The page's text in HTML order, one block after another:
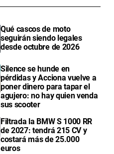
Qué cascos de moto
seguirán siendo legales
desde octubre de 2026
Silence se hunde en
pérdidas y Acciona vuelve a
poner dinero para tapar el
agujero: no hay quien venda
sus scooter
Filtrada la BMW S 1000 RR
de 2027: tendrá 215 CV y
costará más de 25.000
euros